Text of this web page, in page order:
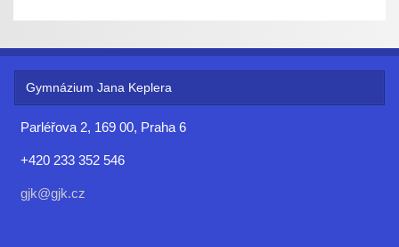
Gymnázium Jana Keplera
Parléřova 2, 169 00, Praha 6
+420 233 352 546
gjk@gjk.cz